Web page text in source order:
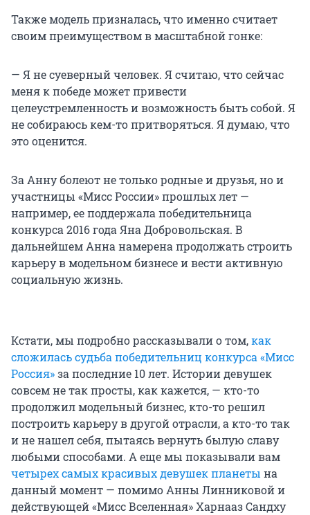
Также модель призналась, что именно считает
своим преимуществом в масштабной гонке:
— Я не суеверный человек. Я считаю, что сейчас
меня к победе может привести
целеустремленность и возможность быть собой. Я
не собираюсь кем-то притворяться. Я думаю, что
это оценится.
За Анну болеют не только родные и друзья, но и
участницы «Мисс России» прошлых лет —
например, ее поддержала победительница
конкурса 2016 года Яна Добровольская. В
дальнейшем Анна намерена продолжать строить
карьеру в модельном бизнесе и вести активную
социальную жизнь.
Кстати, мы подробно рассказывали о том,как
сложилась судьба победительниц конкурса «Мисс
Россия»за последние 10 лет. Истории девушек
совсем не так просты, как кажется, — кто-то
продолжил модельный бизнес, кто-то решил
построить карьеру в другой отрасли, а кто-то так
и не нашел себя, пытаясь вернуть былую славу
любыми способами. А еще мы показывали вам
четырех самых красивых девушек планеты на
данный момент — помимо Анны Линниковой и
действующей «Мисс Вселенная» Харнааз Сандху